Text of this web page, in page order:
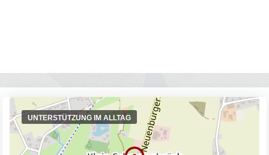
UNTERSTÜTZUNG IM ALLTAG